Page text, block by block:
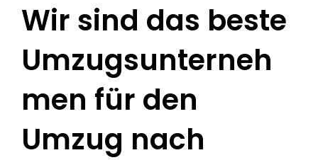
Wir sind das beste
Umzugsunterneh
men für den
Umzug nach